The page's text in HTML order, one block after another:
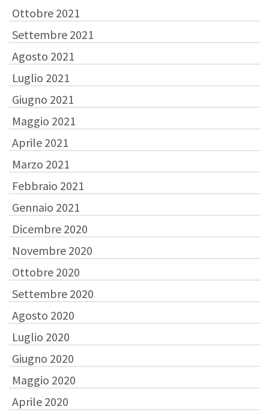
Ottobre 2021
Settembre 2021
Agosto 2021
Luglio 2021
Giugno 2021
Maggio 2021
Aprile 2021
Marzo 2021
Febbraio 2021
Gennaio 2021
Dicembre 2020
Novembre 2020
Ottobre 2020
Settembre 2020
Agosto 2020
Luglio 2020
Giugno 2020
Maggio 2020
Aprile 2020